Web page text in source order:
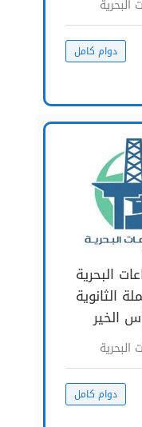
البحرية
دوام كامل
البحرية
الثانوية
الخير
البحرية
دوام كامل